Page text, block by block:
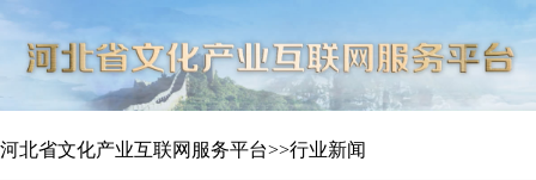
河北省文化产业互联网服务平台>>行业新闻